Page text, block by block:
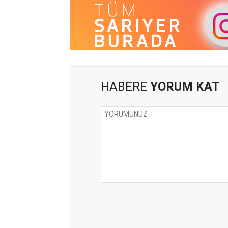
HABERE YORUM KAT